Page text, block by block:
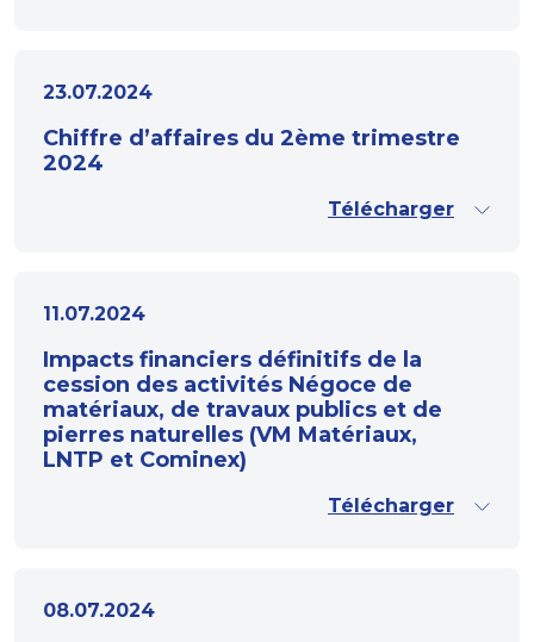
23.07.2024
Chiffre d’affaires du 2ème trimestre
2024
Télécharger
11.07.2024
Impacts financiers définitifs de la
cession des activités Négoce de
matériaux, de travaux publics et de
pierres naturelles (VM Matériaux,
LNTP et Cominex)
Télécharger
08.07.2024